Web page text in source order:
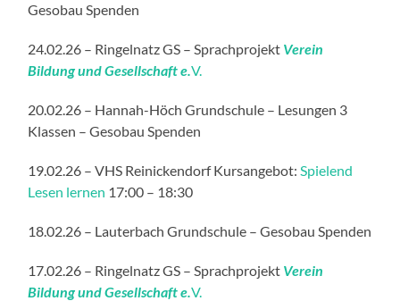
Gesobau Spenden
24.02.26 – Ringelnatz GS – Sprachprojekt Verein
Bildung und Gesellschaft e.V.
20.02.26 – Hannah-Höch Grundschule – Lesungen 3
Klassen – Gesobau Spenden
19.02.26 – VHS Reinickendorf Kursangebot: Spielend
Lesen lernen 17:00 – 18:30
18.02.26 – Lauterbach Grundschule – Gesobau Spenden
17.02.26 – Ringelnatz GS – Sprachprojekt Verein
Bildung und Gesellschaft e.V.